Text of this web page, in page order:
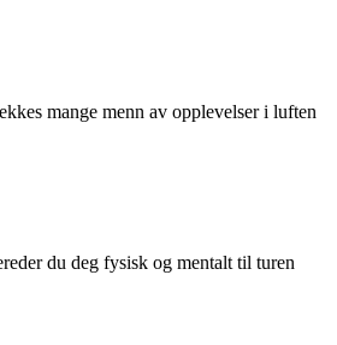
mange menn av opplevelser i luften
du deg fysisk og mentalt til turen